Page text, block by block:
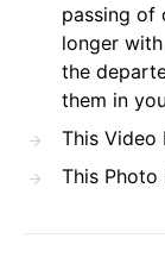
passing of
longer
the
them in
This Video
This